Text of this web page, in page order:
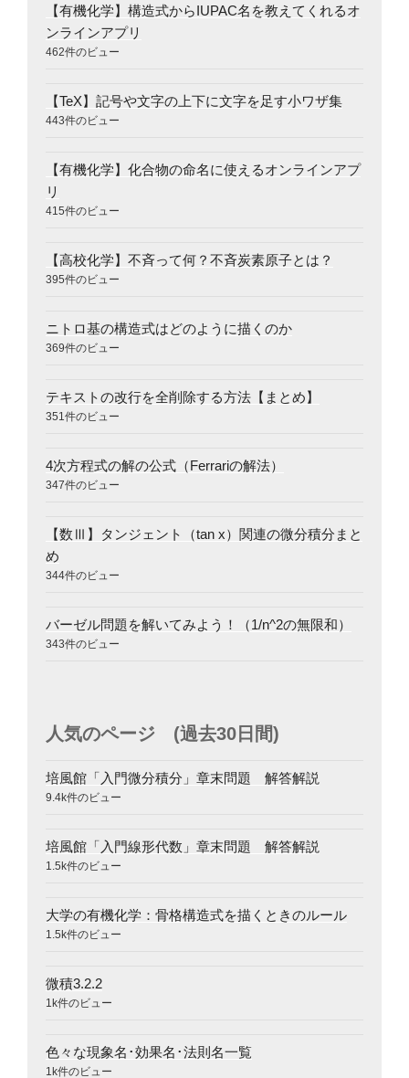
【有機化学】構造式からIUPAC名を教えてくれるオ
ンラインアプリ
462件のビュー
【TeX】記号や文字の上下に文字を足す小ワザ集
443件のビュー
【有機化学】化合物の命名に使えるオンラインアプ
リ
415件のビュー
【高校化学】不斉って何？不斉炭素原子とは？
395件のビュー
ニトロ基の構造式はどのように描くのか
369件のビュー
テキストの改行を全削除する方法【まとめ】
351件のビュー
4次方程式の解の公式（Ferrariの解法）
347件のビュー
【数Ⅲ】タンジェント（tan x）関連の微分積分まと
め
344件のビュー
バーゼル問題を解いてみよう！（1/n^2の無限和）
343件のビュー
人気のページ (過去30日間)
培風館「入門微分積分」章末問題 解答解説
9.4k件のビュー
培風館「入門線形代数」章末問題 解答解説
1.5k件のビュー
大学の有機化学：骨格構造式を描くときのルール
1.5k件のビュー
微積3.2.2
1k件のビュー
色々な現象名･効果名･法則名一覧
1k件のビュー